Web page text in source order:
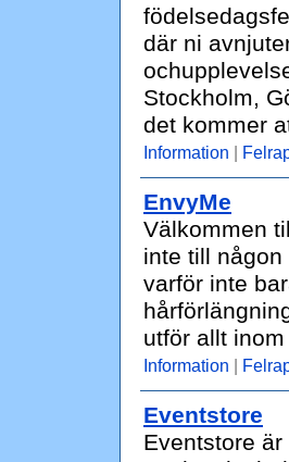
där ni
Stockholm,
det kommer
Information |
EnvyMe
Välkommen
inte till
varför inte
utför allt
Information |
Eventstore
Eventstore